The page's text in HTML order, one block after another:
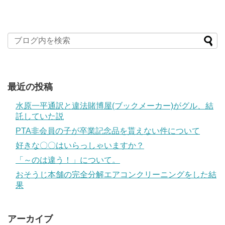
最近の投稿
水原一平通訳と違法賭博屋(ブックメーカー)がグル、結
託していた説
PTA非会員の子が卒業記念品を貰えない件について
好きな〇〇はいらっしゃいますか？
「～のは違う！」について。
おそうじ本舗の完全分解エアコンクリーニングをした結
果
アーカイブ